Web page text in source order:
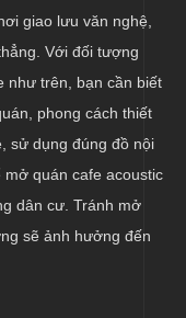
giao lưu văn nghệ,
Với đối tượng
như trên, bạn cần biết
phong cách thiết
sử dụng đúng đồ nội
quán cafe acoustic
dân cư. Tránh mở
sẽ ảnh hưởng đến